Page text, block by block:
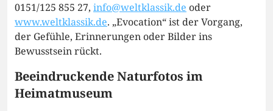
0151/125 855 27, info@weltklassik.de oder
www.weltklassik.de. „Evocation“ ist der Vorgang,
der Gefühle, Erinnerungen oder Bilder ins
Bewusstsein rückt.
Beeindruckende Naturfotos im
Heimatmuseum